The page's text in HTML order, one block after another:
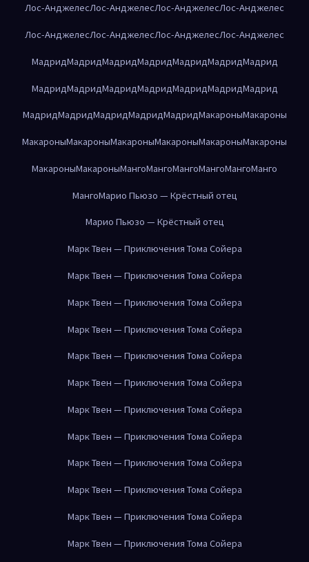
Лос-АнджелесЛос-АнджелесЛос-АнджелесЛос-Анджелес
Лос-АнджелесЛос-АнджелесЛос-АнджелесЛос-Анджелес
МадридМадридМадридМадридМадридМадридМадрид
МадридМадридМадридМадридМадридМадридМадрид
МадридМадридМадридМадридМадридМакароныМакароны
МакароныМакароныМакароныМакароныМакароныМакароны
МакароныМакароныМангоМангоМангоМангоМангоМанго
МангоМарио Пьюзо — Крёстный отец
Марио Пьюзо — Крёстный отец
Марк Твен — Приключения Тома Сойера
Марк Твен — Приключения Тома Сойера
Марк Твен — Приключения Тома Сойера
Марк Твен — Приключения Тома Сойера
Марк Твен — Приключения Тома Сойера
Марк Твен — Приключения Тома Сойера
Марк Твен — Приключения Тома Сойера
Марк Твен — Приключения Тома Сойера
Марк Твен — Приключения Тома Сойера
Марк Твен — Приключения Тома Сойера
Марк Твен — Приключения Тома Сойера
Марк Твен — Приключения Тома Сойера